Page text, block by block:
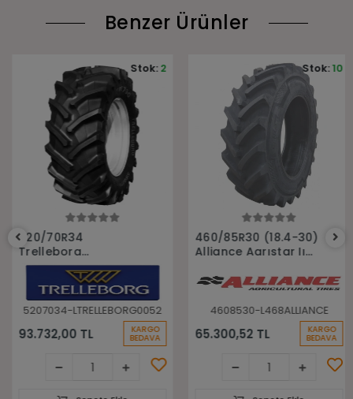
Benzer Ürünler
520/70R34
Trelleborg
148A8(148B) Tm700
Tl Radyal Traktör
Lastiği
5207034-LTRELLEBORG0052
93.732,00 TL KARGO
BEDAVA
Stok:2
Sepete Ekle
460/85R30 (18.4-30)
Alliance Agrıstar Iı
Traktör lastiği
4608530-L468ALLIANCE
65.300,52 TL KARGO
BEDAVA
Stok:10